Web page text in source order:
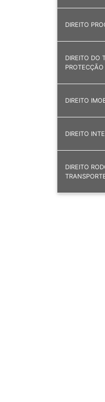
DIREITO
DIREITO DO
DIREITO
DIREITO
DIREITO